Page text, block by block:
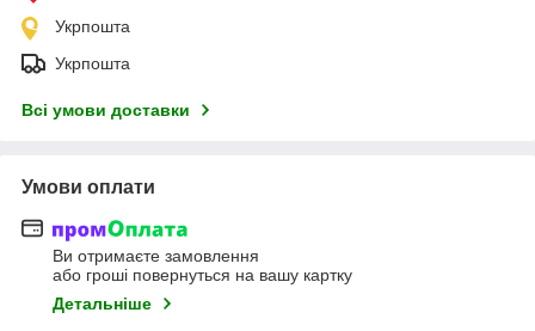
Укрпошта
Укрпошта
Всі умови доставки
Умови оплати
Ви отримаєте замовлення
або гроші повернуться на вашу картку
Детальніше